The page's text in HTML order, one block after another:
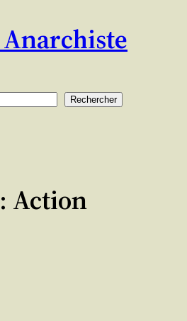
Anarchiste
Rechercher
Action